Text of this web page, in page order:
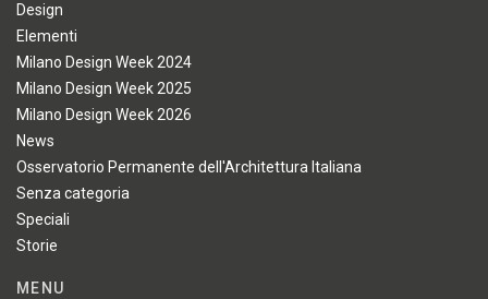
Design
Elementi
Milano Design Week 2024
Milano Design Week 2025
Milano Design Week 2026
News
Osservatorio Permanente dell'Architettura Italiana
Senza categoria
Speciali
Storie
MENU